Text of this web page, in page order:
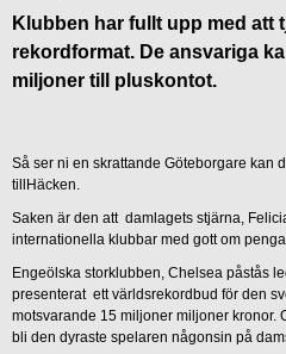
Klubben har fullt upp med att
rekordformat. De ansvariga
miljoner till pluskontot.
Så ser ni en skrattande Göteborgare kan
tillHäcken.
Saken är den att damlagets stjärna,
internationella klubbar med gott om
Engeölska storklubben, Chelsea påstås
presenterat ett världsrekordbud för den
motsvarande 15 miljoner miljoner kronor.
bli den dyraste spelaren någonsin på